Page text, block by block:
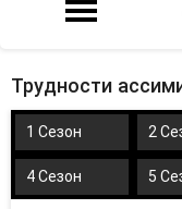
Трудности
1 Сезон 2
4 Сезон 5